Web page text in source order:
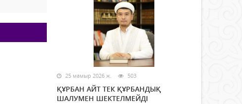
25 мамыр 2026 ж. 503
ҚҰРБАН АЙТ ТЕК ҚҰРБАНДЫҚ
ШАЛУМЕН ШЕКТЕЛМЕЙДІ